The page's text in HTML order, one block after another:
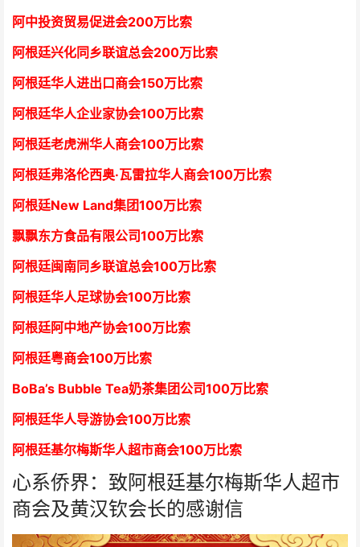
阿中投资贸易促进会200万比索
阿根廷兴化同乡联谊总会200万比索
阿根廷华人进出口商会150万比索
阿根廷华人企业家协会100万比索
阿根廷老虎洲华人商会100万比索
阿根廷弗洛伦西奥·瓦雷拉华人商会100万比索
阿根廷New Land集团100万比索
飘飘东方食品有限公司100万比索
阿根廷闽南同乡联谊总会100万比索
阿根廷华人足球协会100万比索
阿根廷阿中地产协会100万比索
阿根廷粤商会100万比索
BoBa’s Bubble Tea奶茶集团公司100万比索
阿根廷华人导游协会100万比索
阿根廷基尔梅斯华人超市商会100万比索
心系侨界：致阿根廷基尔梅斯华人超市
商会及黄汉钦会长的感谢信